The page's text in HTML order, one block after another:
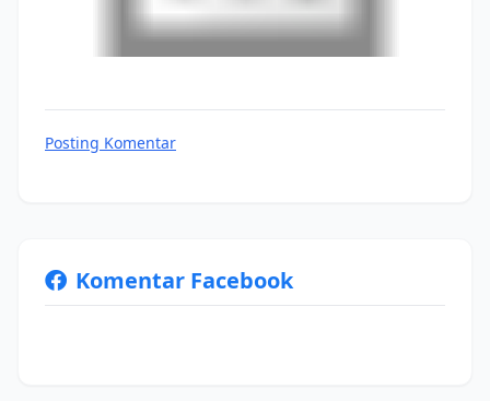
Posting Komentar
Komentar Facebook